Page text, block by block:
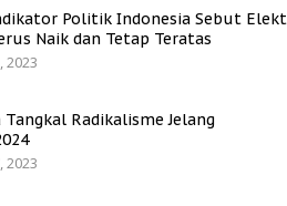
Politik Indonesia Sebut
Naik dan Tetap Teratas
2023
Tangkal Radikalisme Jelang
2023